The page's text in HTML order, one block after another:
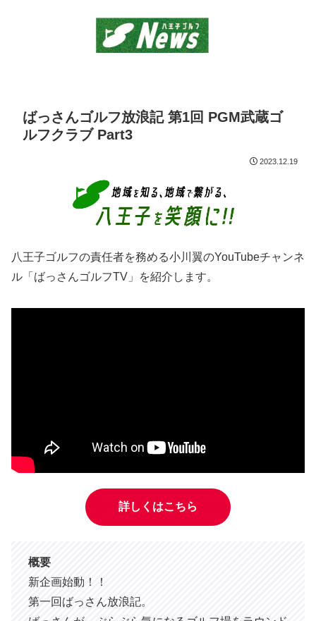
ばっさんゴルフ放浪記 第1回 PGM武蔵ゴ
ルフクラブ Part3
2023.12.19
八王子ゴルフの責任者を務める小川翼のYouTubeチャンネ
ル「ばっさんゴルフTV」を紹介します。
詳しくはこちら
概要
新企画始動！！
第一回ばっさん放浪記。